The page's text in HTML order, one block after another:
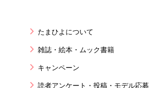
たまひよについて
雑誌・絵本・ムック書籍
キャンペーン
読者アンケート・投稿・モデル応募